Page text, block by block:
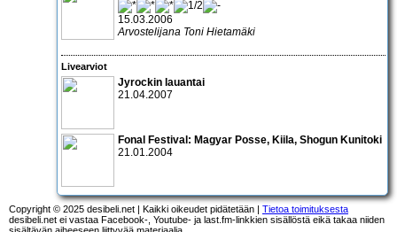
15.03.2006
Arvostelijana Toni Hietamäki
Livearviot
Jyrockin lauantai
21.04.2007
Fonal Festival: Magyar Posse, Kiila, Shogun Kunitoki
21.01.2004
Copyright © 2025 desibeli.net | Kaikki oikeudet pidätetään | Tietoa toimituksesta
desibeli.net ei vastaa Facebook-, Youtube- ja last.fm-linkkien sisällöstä eikä takaa niiden